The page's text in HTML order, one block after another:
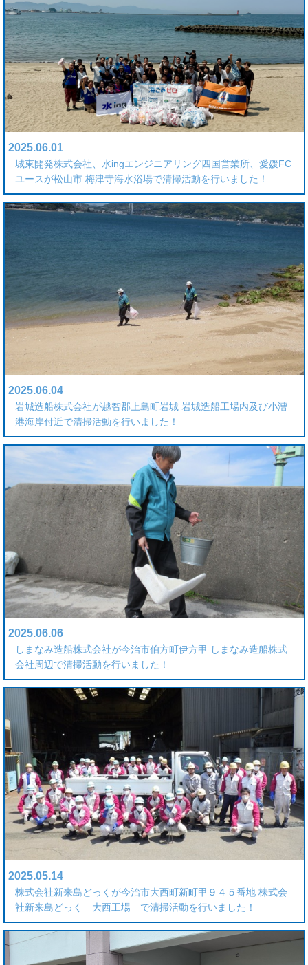
2025.06.01
城東開発株式会社、水ingエンジニアリング四国営業所、愛媛FC
ユースが松山市 梅津寺海水浴場で清掃活動を行いました！
2025.06.04
岩城造船株式会社が越智郡上島町岩城 岩城造船工場内及び小漕
港海岸付近で清掃活動を行いました！
2025.06.06
しまなみ造船株式会社が今治市伯方町伊方甲 しまなみ造船株式
会社周辺で清掃活動を行いました！
2025.05.14
株式会社新来島どっくが今治市大西町新町甲９４５番地 株式会
社新来島どっく 大西工場 で清掃活動を行いました！